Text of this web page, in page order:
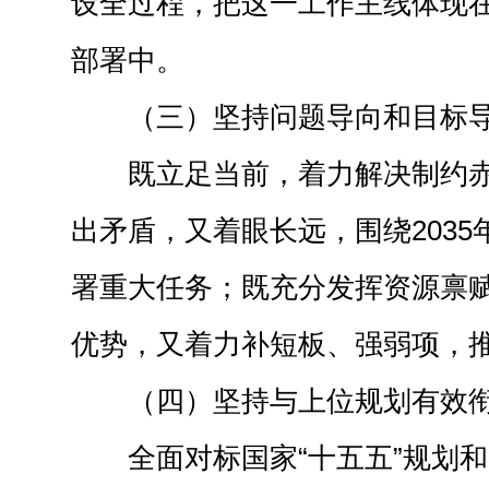
部署中。
（三）坚持问题导向和目标
既立足当前，着力解决制约
出矛盾，又着眼长远，围绕2035
署重大任务；既充分发挥资源禀
优势，又着力补短板、强弱项，
（四）坚持与上位规划有效
全面对标国家“十五五”规划